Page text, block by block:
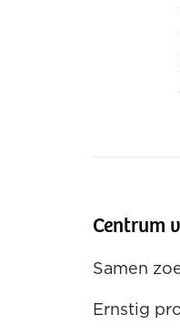
Centrum
Samen
Ernstig